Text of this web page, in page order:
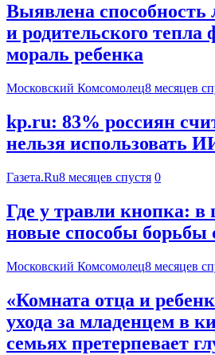
Выявлена способность
и родительского тепла
мораль ребенка
Московский Комсомолец8 месяцев
kp.ru: 83% россиян
нельзя использовать
Газета.Ru8 месяцев спустя 0
Где у травли кнопка:
новые способы борьбы
Московский Комсомолец8 месяцев
«Комната отца и
ухода за младенцем в
семьях претерпевает